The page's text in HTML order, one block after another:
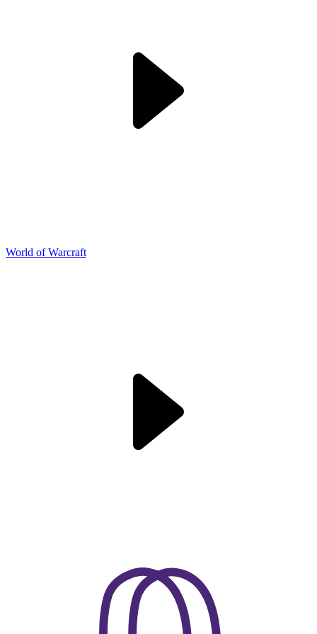
World of Warcraft